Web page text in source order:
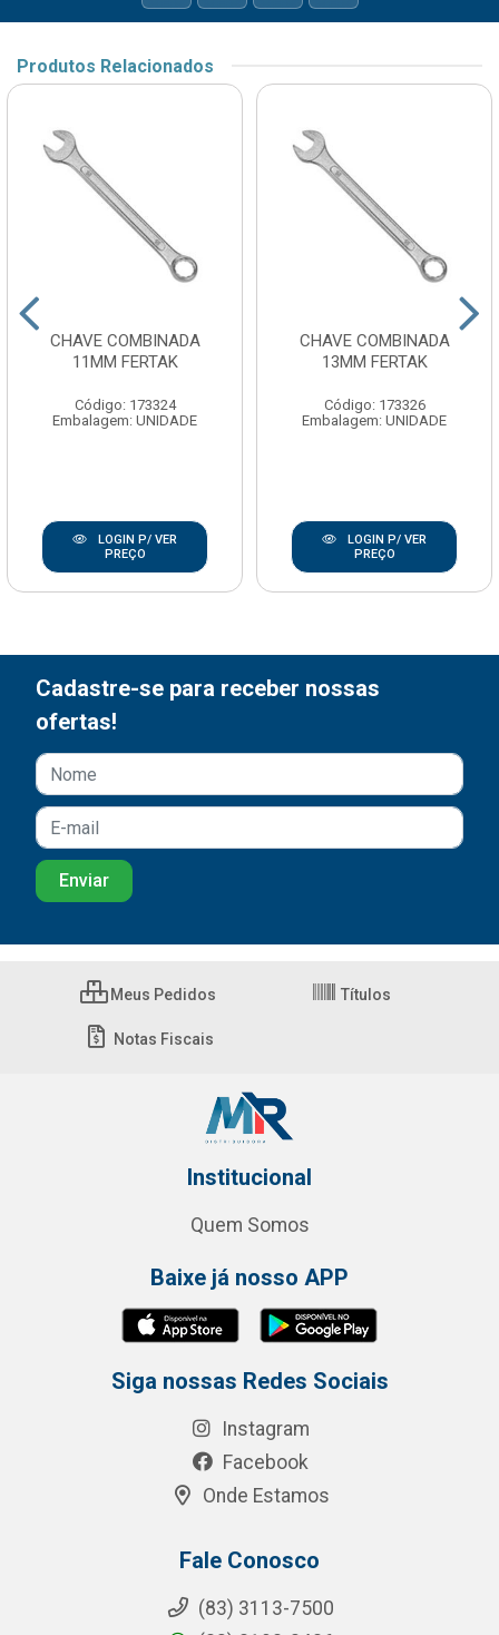
Produtos Relacionados
CHAVE COMBINADA
11MM FERTAK
Código: 173324
Embalagem: UNIDADE
LOGIN P/ VER
PREÇO
CHAVE COMBINADA
13MM FERTAK
Código: 173326
Embalagem: UNIDADE
LOGIN P/ VER
PREÇO
Cadastre-se para receber nossas
ofertas!
Meus Pedidos Títulos
Notas Fiscais
Institucional
Quem Somos
Baixe já nosso APP
Siga nossas Redes Sociais
Instagram
Facebook
Onde Estamos
Fale Conosco
(83) 3113-7500